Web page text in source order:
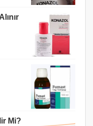
Mi?